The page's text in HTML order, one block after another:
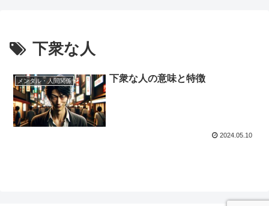
下衆な人
メンタル・人間関係 下衆な人の意味と特徴
2024.05.10